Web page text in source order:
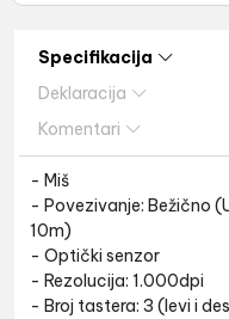
Specifikacija
Deklaracija
Komentari
- Miš
- Povezivanje: Bežično
10m)
- Optički senzor
- Rezolucija: 1.000dpi
- Broj tastera: 3 (levi i